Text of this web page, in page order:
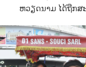
ຫວຽດນາມ ໄດ້ຖືກສ